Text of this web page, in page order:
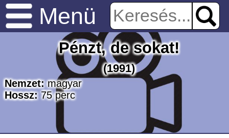
Menü
Pénzt, de sokat!
(1991)
Nemzet: magyar
Hossz: 75perc